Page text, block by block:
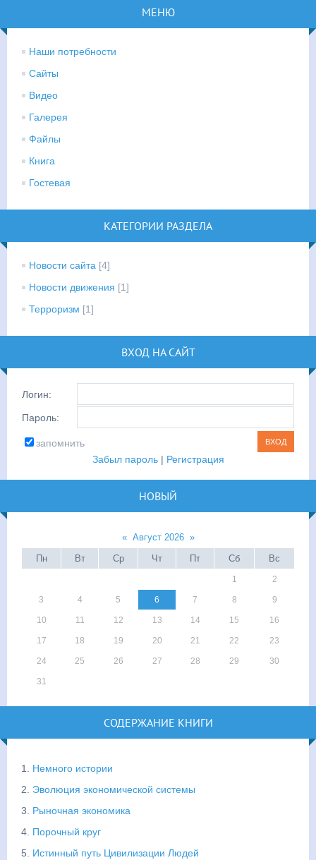
МЕНЮ
Наши потребности
Сайты
Видео
Галерея
Файлы
Книга
Гостевая
КАТЕГОРИИ РАЗДЕЛА
Новости сайта [4]
Новости движения [1]
Терроризм [1]
ВХОД НА САЙТ
Логин:
Пароль:
запомнить
Забыл пароль| Регистрация
НОВЫЙ
« Август 2026 »
Пн
Вт Ср Чт Пт Сб Вс
1 2
3 4 5 6 7 8 9
10 11 12 13 14 15 16
17 18 19 20 21 22 23
24 25 26 27 28 29 30
31
СОДЕРЖАНИЕ КНИГИ
1. Немного истории
2. Эволюция экономической системы
3. Рыночная экономика
4. Порочный круг
5. Истинный путь Цивилизации Людей